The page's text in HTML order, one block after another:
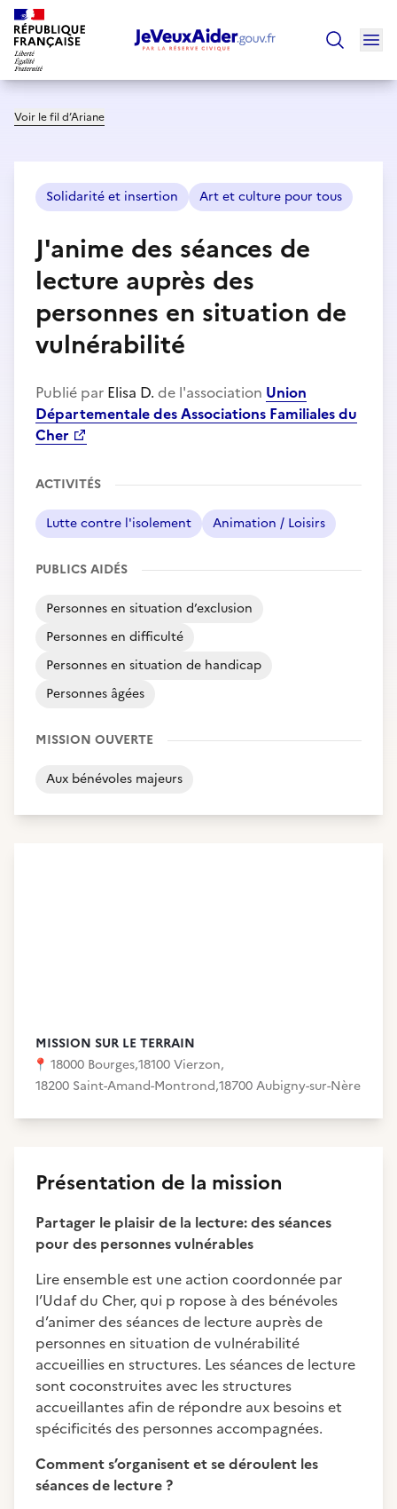
Voir le fil d’Ariane
Solidarité et insertion Art et culture pour tous
J'anime des séances de
lecture auprès des
personnes en situation de
vulnérabilité
Publié par Elisa D. de l'association Union
Départementale des Associations Familiales du
Cher
ACTIVITÉS
Lutte contre l'isolement Animation / Loisirs
PUBLICS AIDÉS
Personnes en situation d’exclusion
Personnes en difficulté
Personnes en situation de handicap
Personnes âgées
MISSION OUVERTE
Aux bénévoles majeurs
MISSION SUR LE TERRAIN
📍 18000 Bourges,18100 Vierzon,
18200 Saint-Amand-Montrond,18700 Aubigny-sur-Nère
Présentation de la mission
Partager le plaisir de la lecture: des séances
pour des personnes vulnérables
Lire ensemble est une action coordonnée par
l’Udaf du Cher, qui p ropose à des bénévoles
d’animer des séances de lecture auprès de
personnes en situation de vulnérabilité
accueillies en structures. Les séances de lecture
sont coconstruites avec les structures
accueillantes afin de répondre aux besoins et
spécificités des personnes accompagnées.
Comment s’organisent et se déroulent les
séances de lecture ?